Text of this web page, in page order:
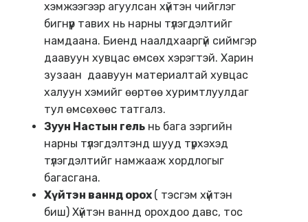
хэмжээгээр агуулсан хүйтэн чийглэг
бигнүүр тавих нь нарны түлэгдэлтийг
намдаана. Биенд наалдхааргүй сиймгэр
даавуун хувцас өмсөх хэрэгтэй. Харин
зузаан даавуун материалтай хувцас
халуун хэмийг өөртөө хуримтлуулдаг
тул өмсөхөөс татгалз.
Зуун Настын гель нь бага зэргийн
нарны түлэгдэлтэнд шууд түрхэхэд
түлэгдэлтийг намжааж хордлогыг
багасгана.
Хүйтэн ваннд орох ( тэсгэм хүйтэн
биш) Хүйтэн ваннд орохдоо давс, тос